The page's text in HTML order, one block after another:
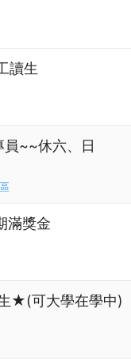
讀生
~~休六、日
滿獎金
★(可大學在學中)